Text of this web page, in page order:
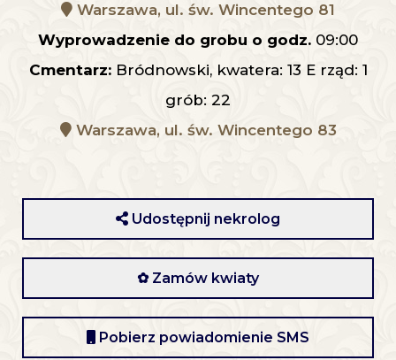
Warszawa, ul. św. Wincentego 81
Wyprowadzenie do grobu o godz. 09:00
Cmentarz:Bródnowski, kwatera: 13 E rząd: 1
grób: 22
Warszawa, ul. św. Wincentego 83
Udostępnij nekrolog
✿ Zamów kwiaty
Pobierz powiadomienie SMS